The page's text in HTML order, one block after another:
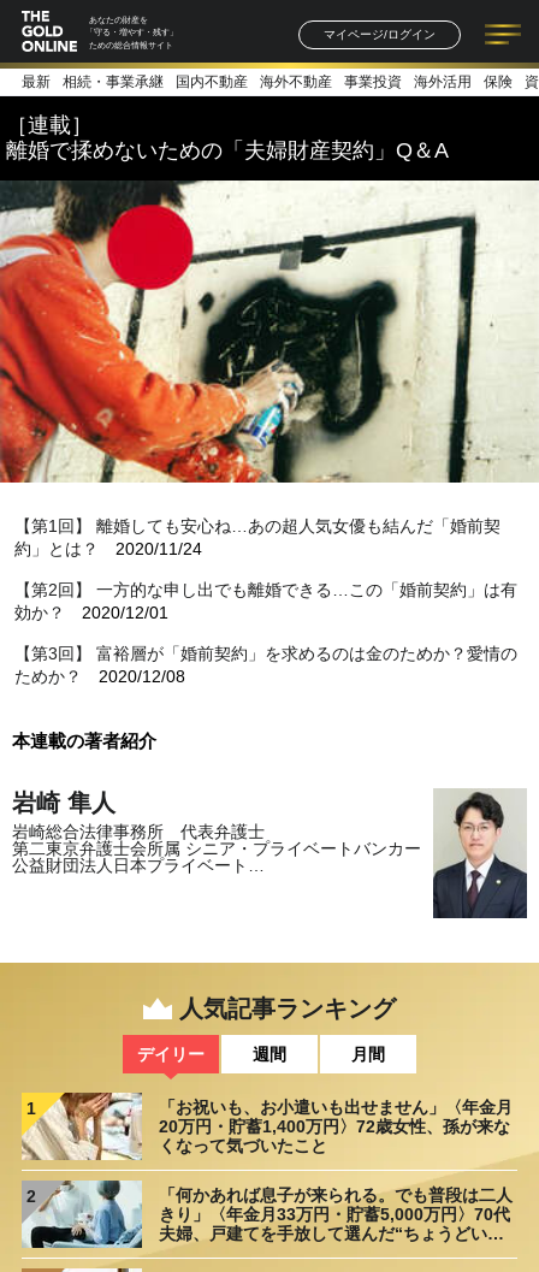
あなたの財産を
「守る・増やす・残す」
ための総合情報サイト
マイページ/ログイン
記事一覧 連載一覧
著者一覧 書籍一覧
最新 相続・事業承継 国内不動産 海外不動産 事業投資 海外活用 保険
［連載］
離婚で揉めないための「夫婦財産契約」Q＆A
【第1回】 離婚しても安心ね…あの超人気女優も結んだ「婚前契
約」とは？
2020/11/24
【第2回】 一方的な申し出でも離婚できる…この「婚前契約」は有
効か？
2020/12/01
【第3回】 富裕層が「婚前契約」を求めるのは金のためか？愛情の
ためか？
2020/12/08
本連載の著者紹介
岩崎 隼人
岩崎総合法律事務所 代表弁護士
第二東京弁護士会所属 シニア・プライベートバンカー
公益財団法人日本プライベート…
人気記事ランキング
デイリー 週間 月間
1
「お祝いも、お小遣いも出せません」〈年金月
20万円・貯蓄1,400万円〉72歳女性、孫が来な
くなって気づいたこと
2
「何かあれば息子が来られる。でも普段は二人
きり」〈年金月33万円・貯蓄5,000万円〉70代
夫婦、戸建てを手放して選んだ“ちょうどいい